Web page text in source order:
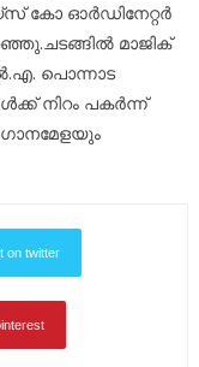
കോ ഓർഡിനേറ്റർ
മാജിക്
പൊന്നാട
നിറം പകർന്ന്
on twitter